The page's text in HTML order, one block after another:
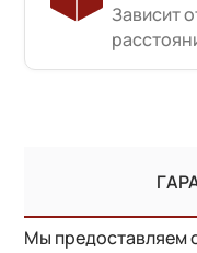
Зависит
Мы предоставляем